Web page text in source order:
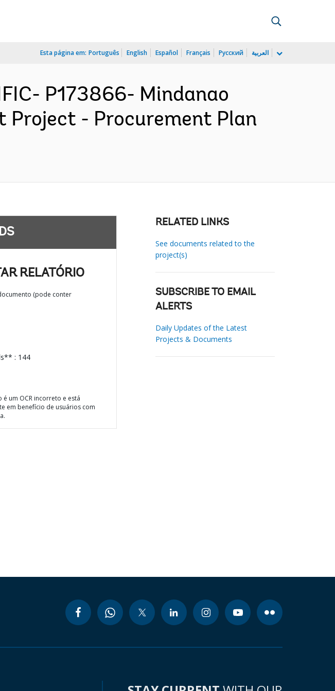
Esta página em: Português English Español Français Русский العربية
P173866- Mindanao
Project - Procurement Plan
RELATÓRIO
(pode conter
: 144
um OCR incorreto e está
em benefício de usuários com
RELATED LINKS
See documents related to the
project(s)
SUBSCRIBE TO EMAIL
ALERTS
Daily Updates of the Latest
Projects & Documents